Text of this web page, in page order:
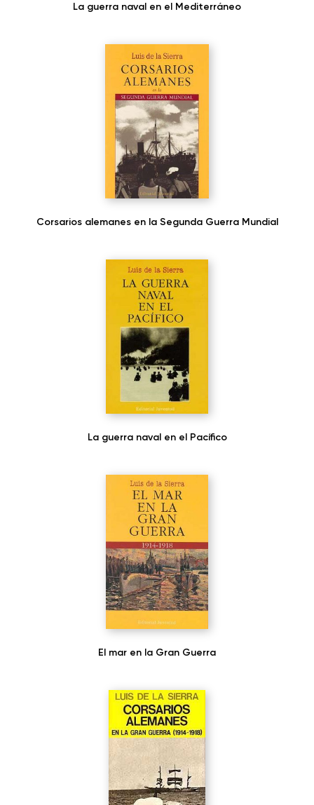
La guerra naval en el Mediterráneo
Corsarios alemanes en la Segunda Guerra Mundial
La guerra naval en el Pacífico
El mar en la Gran Guerra